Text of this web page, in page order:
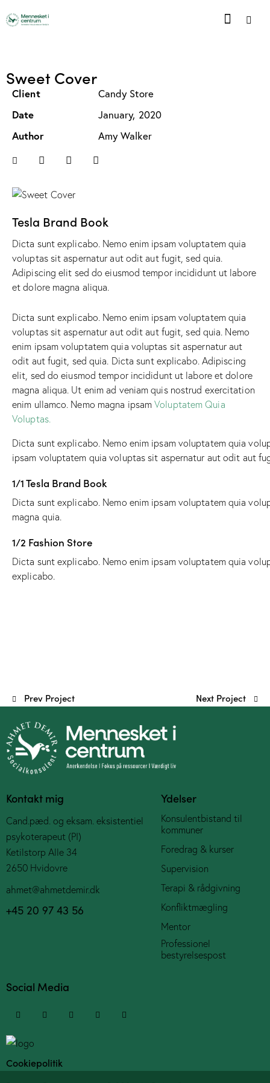
Sweet Cover
Client
Candy Store
Date
January, 2020
Author
Amy Walker
Tesla Brand Book
Dicta sunt explicabo. Nemo enim ipsam voluptatem quia
voluptas sit aspernatur aut odit aut fugit, sed quia.
Adipiscing elit sed do eiusmod tempor incididunt ut labore
et dolore magna aliqua.
Dicta sunt explicabo. Nemo enim ipsam voluptatem quia
voluptas sit aspernatur aut odit aut fugit, sed quia. Nemo
enim ipsam voluptatem quia voluptas sit aspernatur aut
odit aut fugit, sed quia. Dicta sunt explicabo. Adipiscing
elit, sed do eiusmod tempor incididunt ut labore et dolore
magna aliqua. Ut enim ad veniam quis nostrud exercitation
enim ullamco. Nemo magna ipsamVoluptatem Quia
Voluptas.
Dicta sunt explicabo. Nemo enim ipsam voluptatem quia
ipsam voluptatem quia voluptas sit aspernatur aut odit aut
1/1 Tesla Brand Book
Dicta sunt explicabo. Nemo enim ipsam voluptatem quia
magna quia.
1/2 Fashion Store
Dicta sunt explicabo. Nemo enim ipsam voluptatem quia
explicabo.
Prev Project Next Project
Kontakt mig
Cand.pæd. og eksam. eksistentiel
psykoterapeut (PI)
Ketilstorp Alle 34
2650 Hvidovre
ahmet@ahmetdemir.dk
+45 20 97 43 56
Ydelser
Konsulentbistand til
kommuner
Foredrag & kurser
Supervision
Terapi & rådgivning
Konfliktmægling
Mentor
Professionel
bestyrelsespost
Social Media
Cookiepolitik